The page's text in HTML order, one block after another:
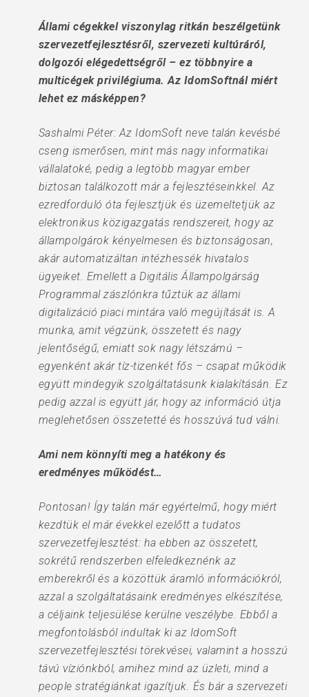
Állami cégekkel viszonylag ritkán beszélgetünk
szervezetfejlesztésről, szervezeti kultúráról,
dolgozói elégedettségről – ez többnyire a
multicégek privilégiuma. Az IdomSoftnál miért
lehet ez másképpen?
Sashalmi Péter: Az IdomSoft neve talán kevésbé
cseng ismerősen, mint más nagy informatikai
vállalatoké, pedig a legtöbb magyar ember
biztosan találkozott már a fejlesztéseinkkel. Az
ezredforduló óta fejlesztjük és üzemeltetjük az
elektronikus közigazgatás rendszereit, hogy az
állampolgárok kényelmesen és biztonságosan,
akár automatizáltan intézhessék hivatalos
ügyeiket. Emellett a Digitális Állampolgárság
Programmal zászlónkra tűztük az állami
digitalizáció piaci mintára való megújítását is. A
munka, amit végzünk, összetett és nagy
jelentőségű, emiatt sok nagy létszámú –
egyenként akár tíz-tizenkét fős – csapat működik
együtt mindegyik szolgáltatásunk kialakításán. Ez
pedig azzal is együtt jár, hogy az információ útja
meglehetősen összetetté és hosszúvá tud válni.
Ami nem könnyíti meg a hatékony és
eredményes működést…
Pontosan! Így talán már egyértelmű, hogy miért
kezdtük el már évekkel ezelőtt a tudatos
szervezetfejlesztést: ha ebben az összetett,
sokrétű rendszerben elfeledkeznénk az
emberekről és a közöttük áramló információkról,
azzal a szolgáltatásaink eredményes elkészítése,
a céljaink teljesülése kerülne veszélybe. Ebből a
megfontolásból indultak ki az IdomSoft
szervezetfejlesztési törekvései, valamint a hosszú
távú víziónkból, amihez mind az üzleti, mind a
people stratégiánkat igazítjuk. És bár a szervezeti